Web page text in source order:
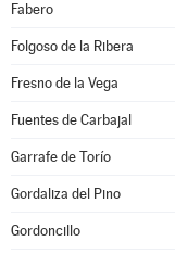
Fabero
Folgoso de la Ribera
Fresno de la Vega
Fuentes de Carbajal
Garrafe de Torío
Gordaliza del Pino
Gordoncillo